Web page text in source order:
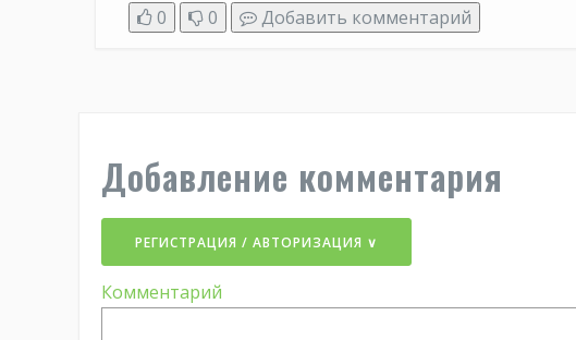
0
0 Добавить комментарий
Добавление комментария
РЕГИСТРАЦИЯ / АВТОРИЗАЦИЯ ∨
Комментарий